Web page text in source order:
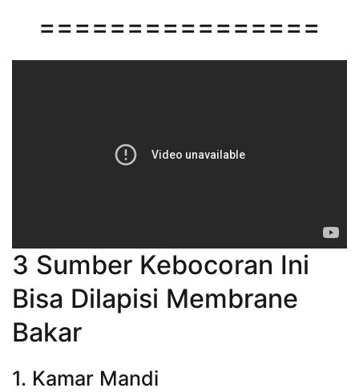
================
3 Sumber Kebocoran Ini
Bisa Dilapisi Membrane
Bakar
1. Kamar Mandi